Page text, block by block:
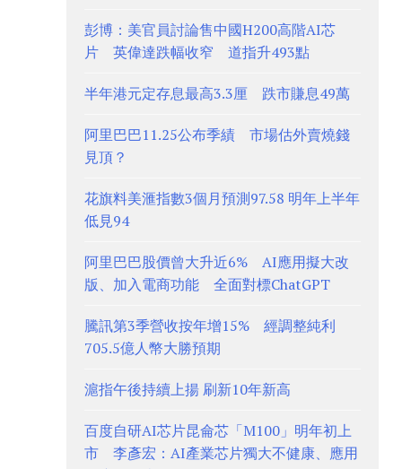
彭博：美官員討論售中國H200高階AI芯
片 英偉達跌幅收窄 道指升493點
半年港元定存息最高3.3厘 跌市賺息49萬
阿里巴巴11.25公布季績 市場估外賣燒錢
見頂？
花旗料美滙指數3個月預測97.58 明年上半年
低見94
阿里巴巴股價曾大升近6% AI應用擬大改
版、加入電商功能 全面對標ChatGPT
騰訊第3季營收按年增15% 經調整純利
705.5億人幣大勝預期
滬指午後持續上揚 刷新10年新高
百度自研AI芯片昆侖芯「M100」明年初上
市 李彥宏：AI產業芯片獨大不健康、應用